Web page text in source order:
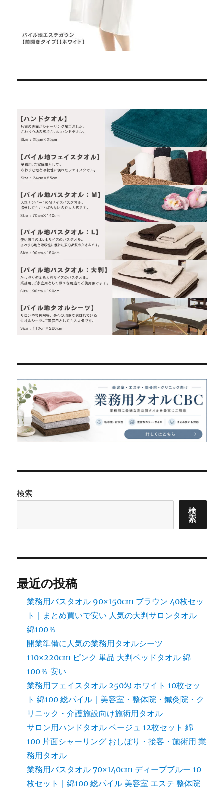
検索
検
索
最近の投稿
業務用バスタオル 90×150cm ブラウン 40枚セッ
ト｜まとめ買いで安い 人気の大判サロンタオル
綿100％
開業準備に人気の業務用タオルシーツ
110×220cm ピンク 単品 大判ベッドタオル 綿
100％ 安い
業務用フェイスタオル 250匁 ホワイト 10枚セッ
ト 綿100 総パイル｜美容室・整体院・鍼灸院・ク
リニック・介護施設向け施術用タオル
サロン用ハンドタオル ベージュ 12枚セット 綿
100 片面シャーリング おしぼり・接客・施術用 業
務用タオル
業務用バスタオル 70×140cm ディープブルー 10
枚セット｜綿100 総パイル 美容室 エステ 整体院